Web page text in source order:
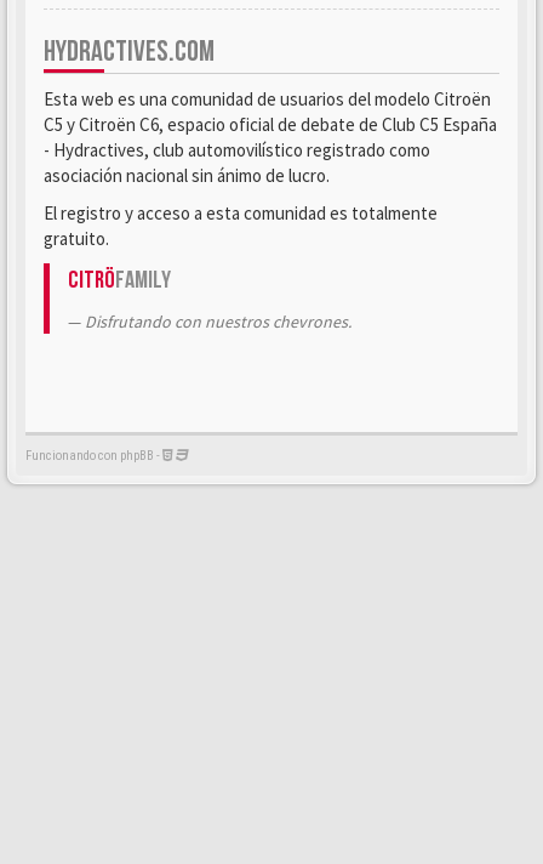
HYDRACTIVES.COM
Esta web es una comunidad de usuarios del modelo Citroën
C5 y Citroën C6, espacio oficial de debate de Club C5 España
- Hydractives, club automovilístico registrado como
asociación nacional sin ánimo de lucro.
El registro y acceso a esta comunidad es totalmente
gratuito.
CitröFamily
Disfrutando con nuestros chevrones.
Funcionando con phpBB -